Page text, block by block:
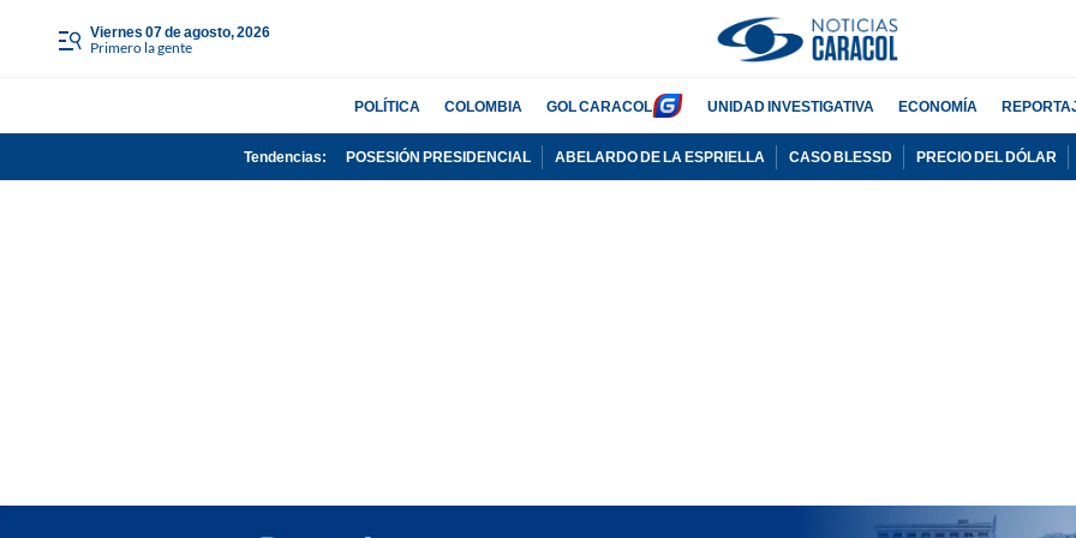
viernes 07 de agosto, 2026
Primero la gente
POLÍTICA COLOMBIA GOL CARACOL UNIDAD INVESTIGATIVA ECONOMÍA
Tendencias: POSESIÓN PRESIDENCIAL ABELARDO DE LA ESPRIELLA CASO BLESSD PRECIO DEL DÓLAR